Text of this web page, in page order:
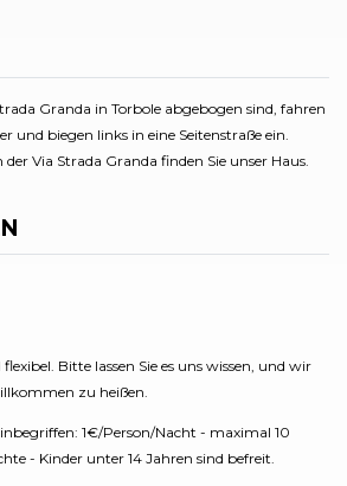
Granda in Torbole abgebogen sind, fahren
und biegen links in eine Seitenstraße ein.
Via Strada Granda finden Sie unser Haus.
Bitte lassen Sie es uns wissen, und wir
zu heißen.
1€/Person/Nacht - maximal 10
- Kinder unter 14 Jahren sind befreit.